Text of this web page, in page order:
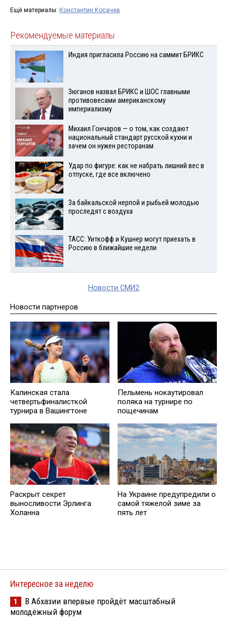
Ещё материалы: Константин Косачев
Рекомендуемые материалы
Индия пригласила Россию на саммит БРИКС
Зюганов назвал БРИКС и ШОС главными
противовесами американскому
империализму
Михаил Гончаров — о том, как создают
национальный стандарт русской кухни и
зачем он нужен ресторанам
Удар по фигуре: как не набрать лишний вес в
отпуске, где все включено
За байкальской нерпой и рыбьей молодью
проследят с воздуха
ТАСС: Уиткофф и Кушнер могут приехать в
Россию в ближайшие недели
Новости СМИ2
Новости партнеров
Калинская стала
четвертьфиналисткой
турнира в Вашингтоне
Пельмень нокаутировал
поляка на турнире по
пощечинам
Раскрыт секрет
выносливости Эрлинга
Холанна
На Украине предупредили о
самой тяжелой зиме за
пять лет
Интересное за неделю
1
В Абхазии впервые пройдёт масштабный
молодёжный форум